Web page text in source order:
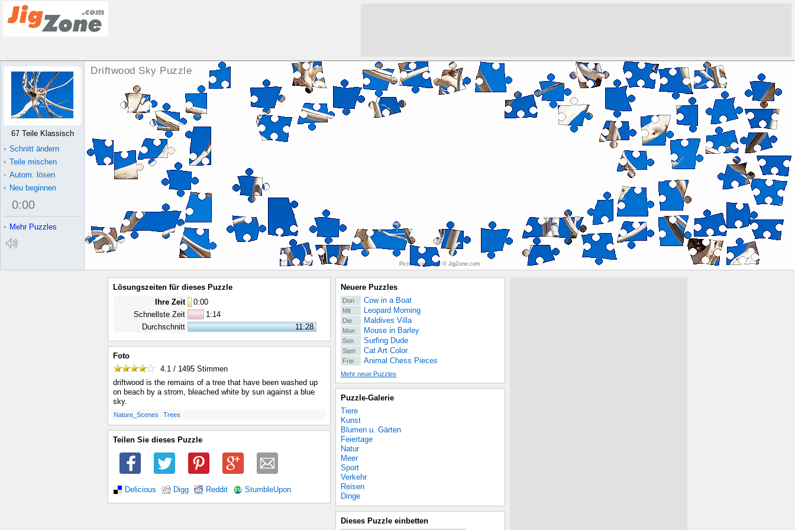
Driftwood Sky Puzzle
Picture copyright © JigZone.com
67 Teile Klassisch
• Schnitt ändern
• Teile mischen
• Autom. lösen
• Neu beginnen
0:00
• Mehr Puzzles
Lösungszeiten für dieses Puzzle
Ihre Zeit
0:00
Schnellste Zeit
1:14
Durchschnitt
11:28
Foto
4.1 / 1495 Stimmen
driftwood is the remains of a tree that have been washed up
on beach by a strom, bleached white by sun against a blue
sky.
Nature_Scenes Trees
Teilen Sie dieses Puzzle
Delicious Digg Reddit StumbleUpon
Neuere Puzzles
Don Cow in a Boat
Mit Leopard Morning
Die Maldives Villa
Mon Mouse in Barley
Son Surfing Dude
Sam Cat Art Color
Frei Animal Chess Pieces
Mehr neue Puzzles
Puzzle-Galerie
Tiere
Kunst
Blumen u. Gärten
Feiertage
Natur
Meer
Sport
Verkehr
Reisen
Dinge
Dieses Puzzle einbetten